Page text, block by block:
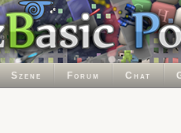
Szene Forum Chat